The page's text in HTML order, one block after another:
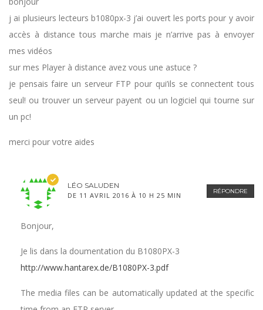
j ai plusieurs lecteurs b1080px-3 j’ai ouvert les ports pour y avoir
accès à distance tous marche mais je n’arrive pas à envoyer
mes vidéos
sur mes Player à distance avez vous une astuce ?
je pensais faire un serveur FTP pour qui’ils se connectent tous
seul! ou trouver un serveur payent ou un logiciel qui tourne sur
un pc!
merci pour votre aides
RÉPONDRE
LÉO SALUDEN
DE 11 AVRIL 2016 À 10 H 25 MIN
Bonjour,
Je lis dans la doumentation du B1080PX-3
http://www.hantarex.de/B1080PX-3.pdf
The media files can be automatically updated at the specific